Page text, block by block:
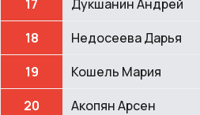
17 Дукшанин Андрей
18
Недосеева Дарья
19
Кошель Мария
20
Акопян Арсен